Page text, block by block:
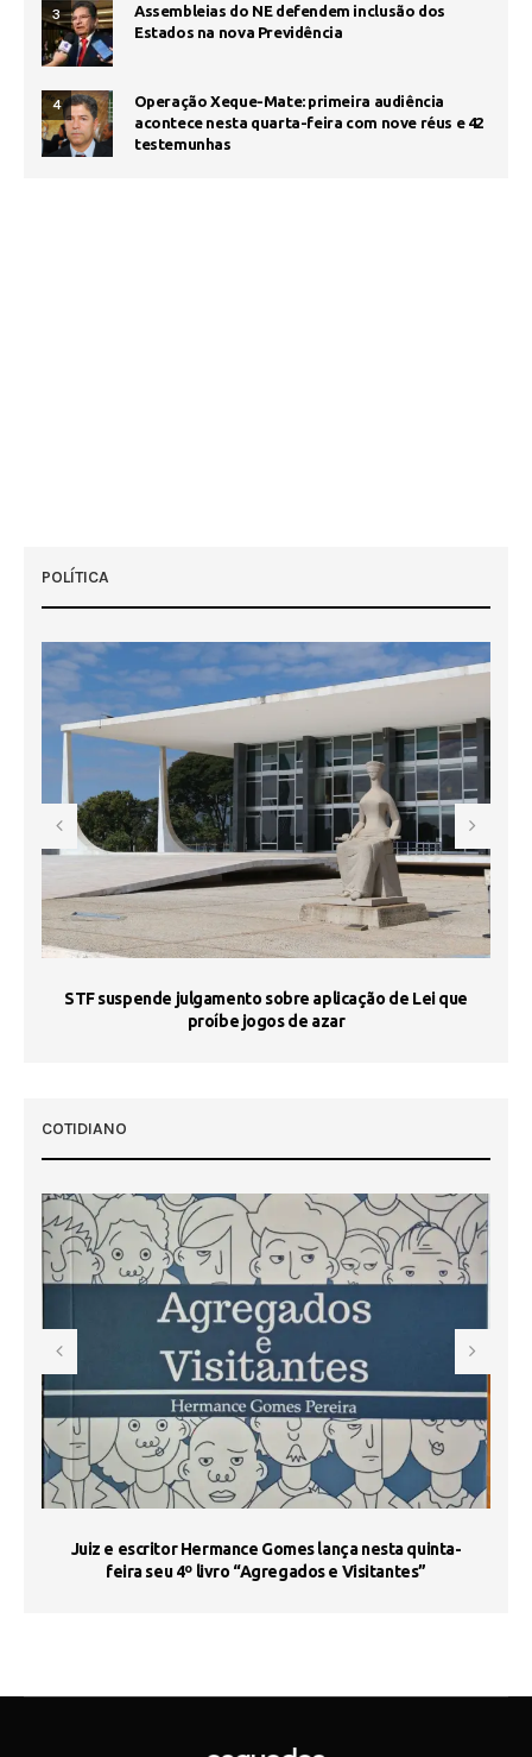
3
Assembleias do NE defendem inclusão dos
Estados na nova Previdência
4
Operação Xeque-Mate: primeira audiência
acontece nesta quarta-feira com nove réus e 42
testemunhas
POLÍTICA
STF suspende julgamento sobre aplicação de Lei que
proíbe jogos de azar
COTIDIANO
Juiz e escritor Hermance Gomes lança nesta quinta-
feira seu 4º livro “Agregados e Visitantes”